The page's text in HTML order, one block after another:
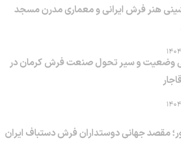
هنر فرش ایرانی و معماری مدرن مسجد
۲۱
وضعیت و سیر تحول صنعت فرش کرمان در
۱۶
مقصد جهانی دوستداران فرش دستباف ایران